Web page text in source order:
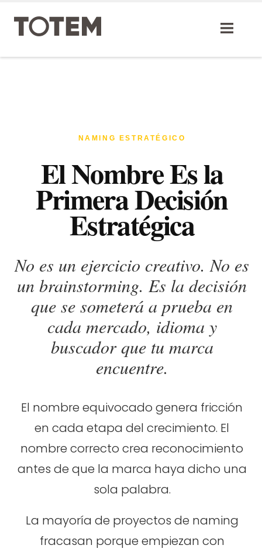
content
NAMING ESTRATÉGICO
El Nombre Es la
Primera Decisión
Estratégica
No es un ejercicio creativo. No es
un brainstorming. Es la decisión
que se someterá a prueba en
cada mercado, idioma y
buscador que tu marca
encuentre.
El nombre equivocado genera fricción
en cada etapa del crecimiento. El
nombre correcto crea reconocimiento
antes de que la marca haya dicho una
sola palabra.
La mayoría de proyectos de naming
fracasan porque empiezan con
TOTEM Branding
Branding assistant